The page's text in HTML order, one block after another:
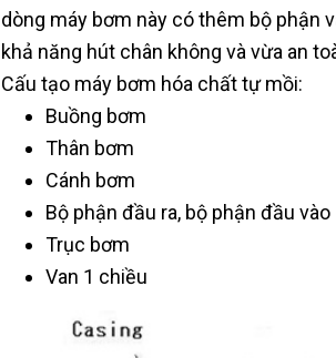
dòng máy bơm này có thêm bộ phận
khả năng hút chân không và vừa an
Cấu tạo máy bơm hóa chất tự mồi:
Buồng bơm
Thân bơm
Cánh bơm
Bộ phận đầu ra, bộ phận đầu vào
Trục bơm
Van 1 chiều